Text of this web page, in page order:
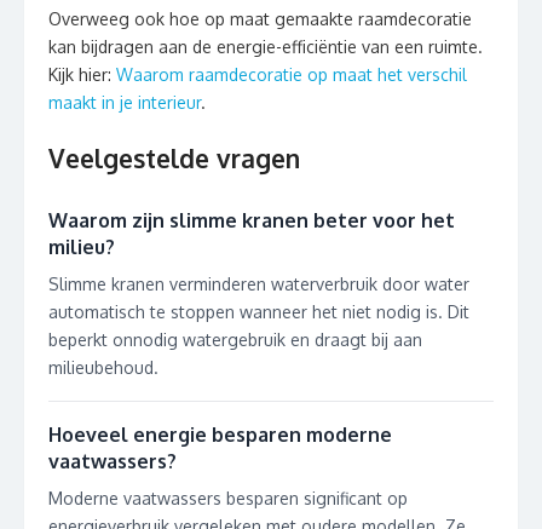
Overweeg ook hoe op maat gemaakte raamdecoratie
kan bijdragen aan de energie-efficiëntie van een ruimte.
Kijk hier: Waarom raamdecoratie op maat het verschil
maakt in je interieur.
Veelgestelde vragen
Waarom zijn slimme kranen beter voor het
milieu?
Slimme kranen verminderen waterverbruik door water
automatisch te stoppen wanneer het niet nodig is. Dit
beperkt onnodig watergebruik en draagt bij aan
milieubehoud.
Hoeveel energie besparen moderne
vaatwassers?
Moderne vaatwassers besparen significant op